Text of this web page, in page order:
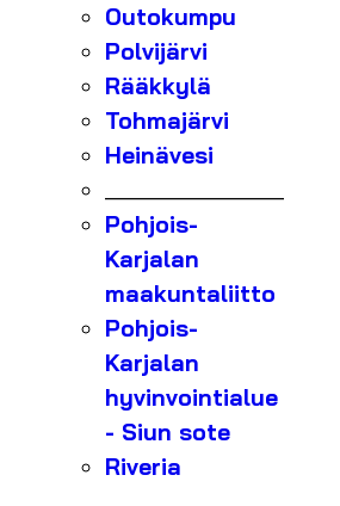
Outokumpu
Polvijärvi
Rääkkylä
Tohmajärvi
Heinävesi
Pohjois-
Karjalan
maakuntaliitto
Pohjois-
Karjalan
hyvinvointialue
- Siun sote
Riveria